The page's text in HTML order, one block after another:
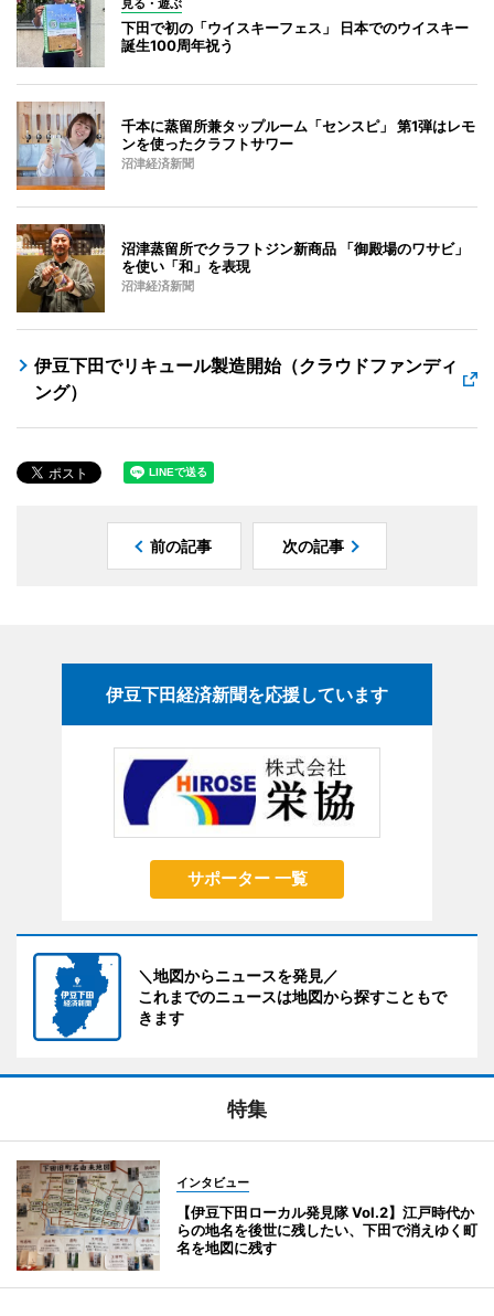
下田で初の「ウイスキーフェス」 日本でのウイスキー
誕生100周年祝う
千本に蒸留所兼タップルーム「センスピ」 第1弾はレモ
ンを使ったクラフトサワー
沼津経済新聞
沼津蒸留所でクラフトジン新商品 「御殿場のワサビ」
を使い「和」を表現
沼津経済新聞
伊豆下田でリキュール製造開始（クラウドファンディ
ング）
前の記事 次の記事
伊豆下田経済新聞を応援しています
サポーター 一覧
＼地図からニュースを発見／
これまでのニュースは地図から探すこともで
きます
特集
インタビュー
【伊豆下田ローカル発見隊 Vol.2】江戸時代か
らの地名を後世に残したい、下田で消えゆく町
名を地図に残す